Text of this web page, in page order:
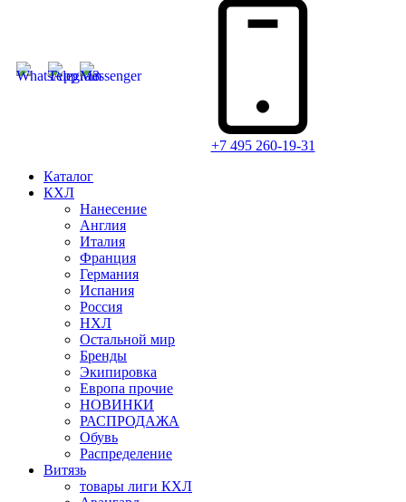
+7 495 260-19-31
Каталог
КХЛ
Нанесение
Англия
Италия
Франция
Германия
Испания
Россия
НХЛ
Остальной мир
Бренды
Экипировка
Европа прочие
НОВИНКИ
РАСПРОДАЖА
Обувь
Распределение
Витязь
товары лиги КХЛ